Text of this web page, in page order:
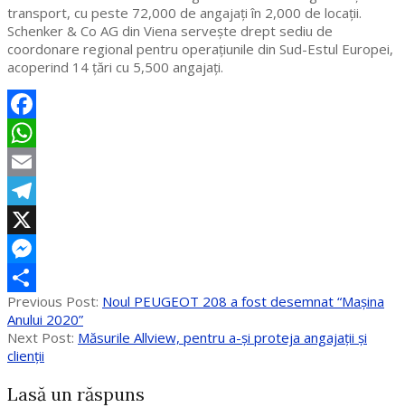
transport, cu peste 72,000 de angajaţi în 2,000 de locaţii.
Schenker & Co AG din Viena serveşte drept sediu de
coordonare regional pentru operaţiunile din Sud-Estul Europei,
acoperind 14 ţări cu 5,500 angajaţi.
Facebook
WhatsApp
Email
Telegram
X
Messenger
Partajează
2020-
03-
13
Previous Post: Noul PEUGEOT 208 a fost desemnat “Mașina
Anului 2020”
Next Post: Măsurile Allview, pentru a-și proteja angajații și
clienții
Lasă un răspuns